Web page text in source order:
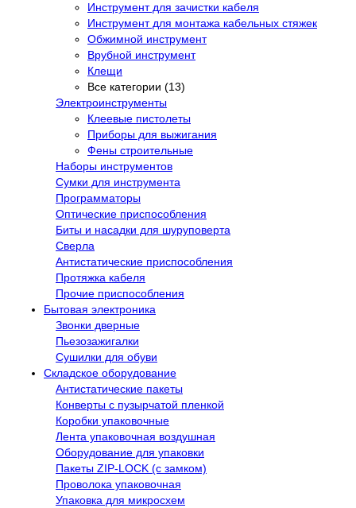
Инструмент для зачистки кабеля
Инструмент для монтажа кабельных стяжек
Обжимной инструмент
Врубной инструмент
Клещи
Все категории (13)
Электроинструменты
Клеевые пистолеты
Приборы для выжигания
Фены строительные
Наборы инструментов
Сумки для инструмента
Программаторы
Оптические приспособления
Биты и насадки для шуруповерта
Сверла
Антистатические приспособления
Протяжка кабеля
Прочие приспособления
Бытовая электроника
Звонки дверные
Пьезозажигалки
Сушилки для обуви
Складское оборудование
Антистатические пакеты
Конверты с пузырчатой пленкой
Коробки упаковочные
Лента упаковочная воздушная
Оборудование для упаковки
Пакеты ZIP-LOCK (с замком)
Проволока упаковочная
Упаковка для микросхем